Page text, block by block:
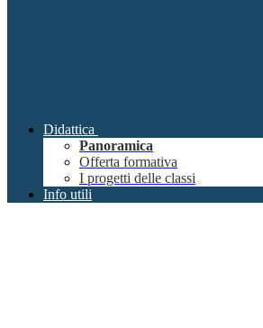
Didattica
Panoramica
Offerta formativa
I progetti delle classi
Info utili